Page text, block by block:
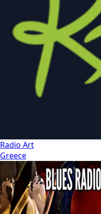
Radio Art
Greece